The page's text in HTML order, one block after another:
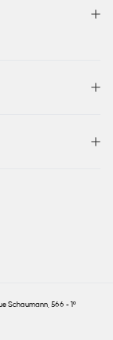
Schaumann, 566 - 1º